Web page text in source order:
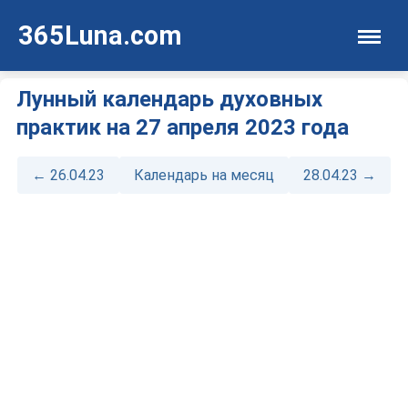
365Luna.com
Лунный календарь духовных
практик на 27 апреля 2023 года
← 26.04.23 Календарь на месяц 28.04.23 →